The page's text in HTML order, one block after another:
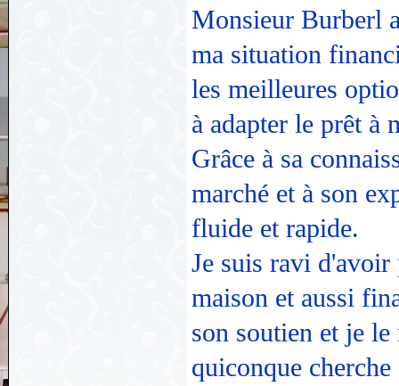
Monsieur Burberl
ma situation
les meilleures
à adapter le prêt à
Grâce à sa
marché et à son
fluide et rapide.
Je suis ravi
maison et aussi
son soutien et je
quiconque